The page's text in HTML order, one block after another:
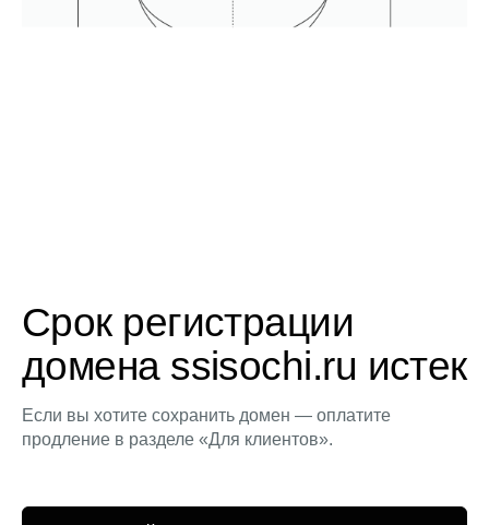
Срок регистрации
домена ssisochi.ru истек
Если вы хотите сохранить домен — оплатите
продление в разделе «Для клиентов».